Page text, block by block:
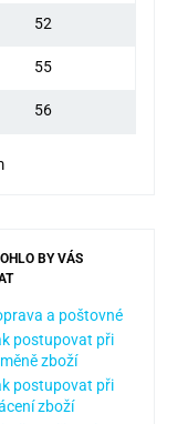
52
55
56
BY VÁS
a poštovné
postupovat při
zboží
postupovat při
zboží